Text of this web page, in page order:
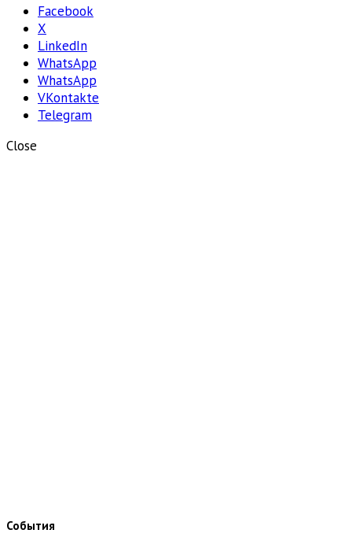
Facebook
X
LinkedIn
WhatsApp
WhatsApp
VKontakte
Telegram
Close
События